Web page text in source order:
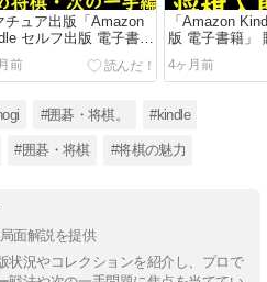
チュア出版「Amazon
セルフ出版 電子書
販売書籍一覧 詰め将
次の一手編(2026年)
前
「Amazon
版 電子書籍」
覧 将棋入門書
(2026年)
4ヶ月前
#囲碁・将棋。 #kindle
#囲碁・将棋 #将棋の魅力
面解説を提供
状況やコレクションを紹介し、プロで